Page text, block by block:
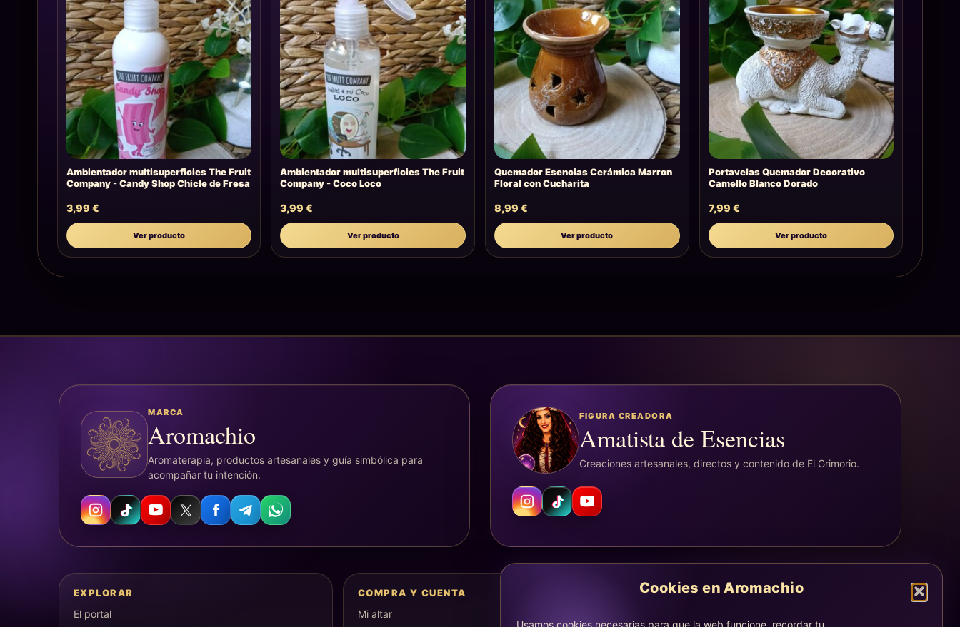
Cookies en Aromachio
Usamos cookies necesarias para que la web funcione, recordar tu
Ambientador multisuperficies The Fruit
Company - Candy Shop Chicle de Fresa
3,99 €
Ver producto
Ambientador multisuperficies The Fruit
Company - Coco Loco
3,99€
Ver producto
Quemador Esencias Cerámica Marron
Floral con Cucharita
8,99 €
Ver producto
Portavelas Quemador Decorativo
Camello Blanco Dorado
7,99 €
Ver producto
MARCA
Aromachio
Aromaterapia, productos artesanales y guía simbólica para
acompañar tu intención.
FIGURA CREADORA
Amatista de Esencias
Creaciones artesanales, directos y contenido de El Grimorio.
EXPLORAR
El portal
COMPRA Y CUENTA
Mi altar
LEGAL